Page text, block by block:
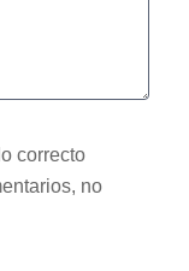
correcto
no